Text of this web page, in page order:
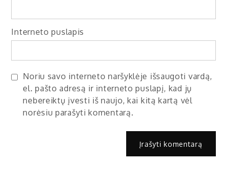
Interneto puslapis
Noriu savo interneto naršyklėje išsaugoti vardą,
el. pašto adresą ir interneto puslapį, kad jų
nebereiktų įvesti iš naujo, kai kitą kartą vėl
norėsiu parašyti komentarą.